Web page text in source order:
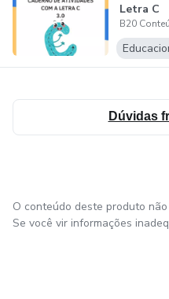
contratados são sempre
1 - Análise do cliente
escolha dos serviços.
transparência e
Letra C
B20
Dúvidas
O conteúdo deste produto
Se você vir informações